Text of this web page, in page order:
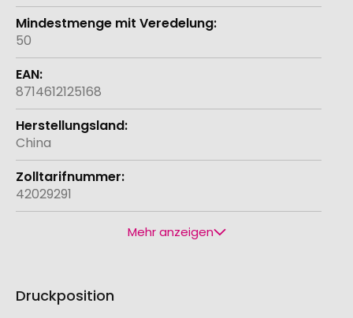
50
8714612125168
China
42029291
Mehr anzeigen
Druckposition